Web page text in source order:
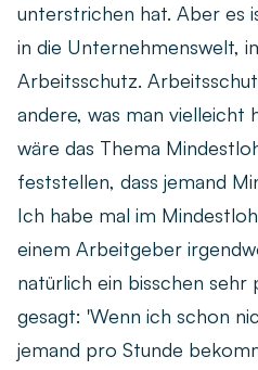
unterstrichen hat. Aber es
in die Unternehmenswelt,
Arbeitsschutz.
andere, was man vielleicht
wäre das Thema
feststellen, dass jemand
Ich habe mal im
einem Arbeitgeber
natürlich ein bisschen
gesagt: 'Wenn ich schon
jemand pro Stunde